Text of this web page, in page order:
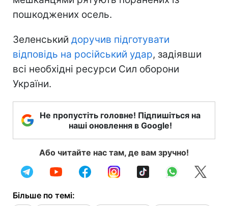
пошкоджених осель.
Зеленський доручив підготувати
відповідь на російський удар, задіявши
всі необхідні ресурси Сил оборони
України.
Не пропустіть головне! Підпишіться на
наші оновлення в Google!
Або читайте нас там, де вам зручно!
Більше по темі: